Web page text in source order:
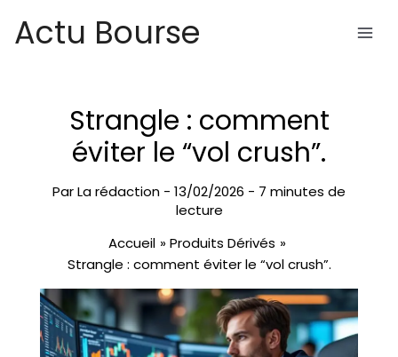
Actu Bourse
Strangle : comment
éviter le “vol crush”.
ParLa rédaction - 13/02/2026 - 7 minutes de
lecture
Accueil
Produits Dérivés
Strangle : comment éviter le “vol crush”.